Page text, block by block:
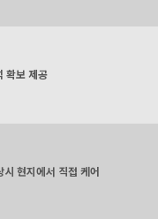
확보 제공
현지에서 직접 케어